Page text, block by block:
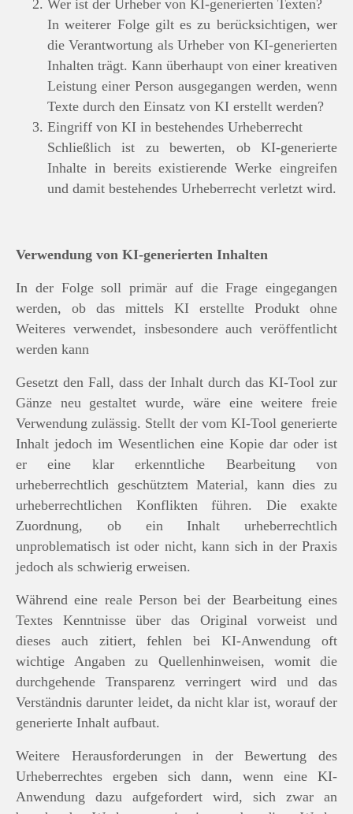
Wer ist der Urheber von KI-generierten Texten?
In weiterer Folge gilt es zu berücksichtigen, wer
die Verantwortung als Urheber von KI-generierten
Inhalten trägt. Kann überhaupt von einer kreativen
Leistung einer Person ausgegangen werden, wenn
Texte durch den Einsatz von KI erstellt werden?
Eingriff von KI in bestehendes Urheberrecht
Schließlich ist zu bewerten, ob KI-generierte
Inhalte in bereits existierende Werke eingreifen
und damit bestehendes Urheberrecht verletzt wird.
Verwendung von KI-generierten Inhalten
In der Folge soll primär auf die Frage eingegangen
werden, ob das mittels KI erstellte Produkt ohne
Weiteres verwendet, insbesondere auch veröffentlicht
werden kann
Gesetzt den Fall, dass der Inhalt durch das KI-Tool zur
Gänze neu gestaltet wurde, wäre eine weitere freie
Verwendung zulässig. Stellt der vom KI-Tool generierte
Inhalt jedoch im Wesentlichen eine Kopie dar oder ist
er eine klar erkenntliche Bearbeitung von
urheberrechtlich geschütztem Material, kann dies zu
urheberrechtlichen Konflikten führen. Die exakte
Zuordnung, ob ein Inhalt urheberrechtlich
unproblematisch ist oder nicht, kann sich in der Praxis
jedoch als schwierig erweisen.
Während eine reale Person bei der Bearbeitung eines
Textes Kenntnisse über das Original vorweist und
dieses auch zitiert, fehlen bei KI-Anwendung oft
wichtige Angaben zu Quellenhinweisen, womit die
durchgehende Transparenz verringert wird und das
Verständnis darunter leidet, da nicht klar ist, worauf der
generierte Inhalt aufbaut.
Weitere Herausforderungen in der Bewertung des
Urheberrechtes ergeben sich dann, wenn eine KI-
Anwendung dazu aufgefordert wird, sich zwar an